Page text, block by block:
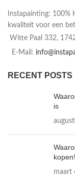
Instapainting: 100%
kwaliteit voor een
Witte Paal 332,
E-Mail:
RECENT POSTS
is
kopen!
maart